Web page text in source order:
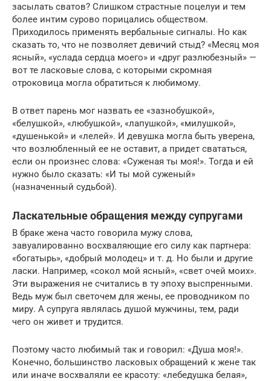
засылать сватов? Слишком страстные поцелуи и тем
более интим сурово порицались обществом.
Приходилось применять вербальные сигналы. Но как
сказать то, что не позволяет девичий стыд? «Месяц моя
ясный», «услада сердца моего» и «друг разлюбезный» —
вот те ласковые слова, с которыми скромная
отроковица могла обратиться к любимому.
В ответ парень мог назвать ее «зазнобушкой»,
«белушкой», «любушкой», «лапушкой», «милушкой»,
«душенькой» и «лелей». И девушка могла быть уверена,
что возлюбленный ее не оставит, а придет свататься,
если он произнес слова: «Суженая ты моя!». Тогда и ей
нужно было сказать: «И ты мой суженый»
(назначенный судьбой).
Ласкательные обращения между супругами
В браке жена часто говорила мужу слова,
завуалированно восхваляющие его силу как партнера:
«богатырь», «добрый молодец» и т. д. Но были и другие
ласки. Например, «сокол мой ясный», «свет очей моих».
Эти выражения не считались в ту эпоху выспренными.
Ведь муж был светочем для жены, ее проводником по
миру. А супруга являлась душой мужчины, тем, ради
чего он живет и трудится.
Поэтому часто любимый так и говорил: «Душа моя!».
Конечно, большинство ласковых обращений к жене так
или иначе восхваляли ее красоту: «лебедушка белая»,